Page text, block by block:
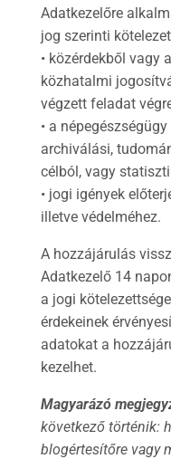
Adatkezelőre
jog szerinti
• közérdekből vagy
közhatalmi
végzett feladat
• a
archiválási,
célból, vagy
• jogi igények
illetve védelméhez.
A hozzájárulás
Adatkezelő 14
a jogi
érdekeinek
adatokat a
kezelhet.
Magyarázó
következő történik:
blogértesítőre vagy